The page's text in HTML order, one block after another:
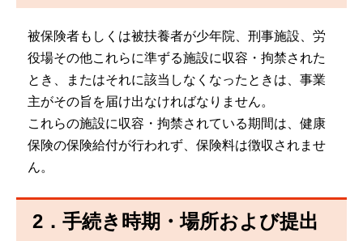
被保険者もしくは被扶養者が少年院、刑事施設、労
役場その他これらに準ずる施設に収容・拘禁された
とき、またはそれに該当しなくなったときは、事業
主がその旨を届け出なければなりません。
これらの施設に収容・拘禁されている期間は、健康
保険の保険給付が行われず、保険料は徴収されませ
ん。
2．手続き時期・場所および提出